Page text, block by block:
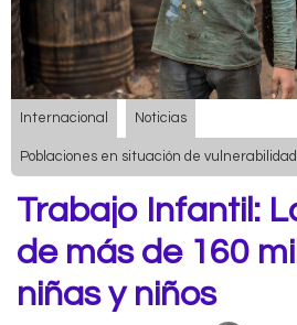
Internacional Noticias
Poblaciones en situación de vulnerabilidad
Trabajo Infantil:
de más de 160
niñas y niños